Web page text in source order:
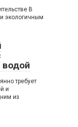
В
экологичным
требует
и
из